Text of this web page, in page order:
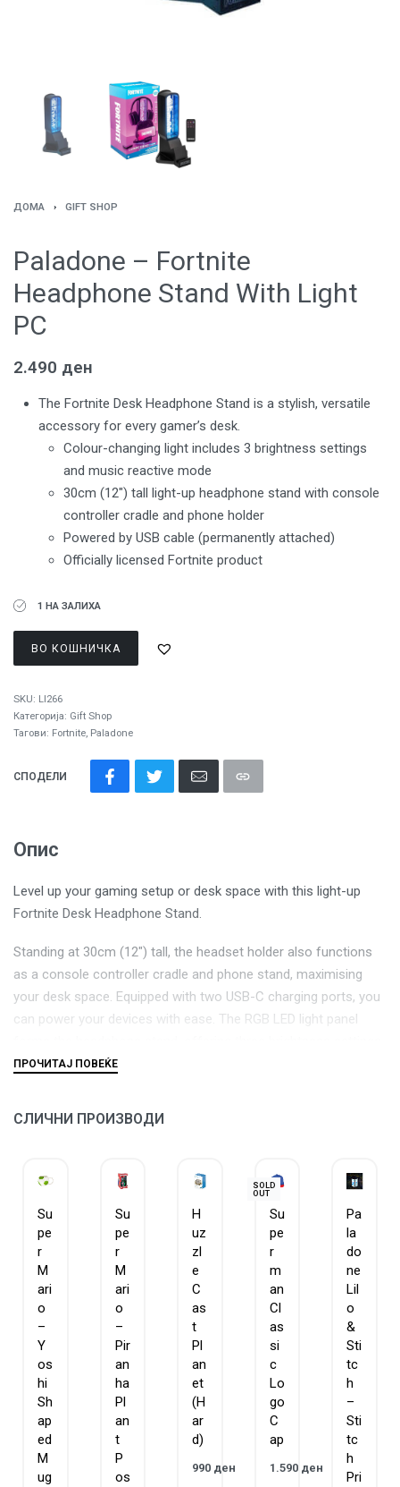
ДОМА › GIFT SHOP
Paladone – Fortnite
Headphone Stand With Light
PC
2.490 ден
The Fortnite Desk Headphone Stand is a stylish, versatile
accessory for every gamer’s desk.
Colour-changing light includes 3 brightness settings
and music reactive mode
30cm (12″) tall light-up headphone stand with console
controller cradle and phone holder
Powered by USB cable (permanently attached)
Officially licensed Fortnite product
1 НА ЗАЛИХА
ВО КОШНИЧКА
SKU: LI266
Категорија: Gift Shop
Тагови: Fortnite, Paladone
СПОДЕЛИ
Опис
Level up your gaming setup or desk space with this light-up
Fortnite Desk Headphone Stand.
Standing at 30cm (12″) tall, the headset holder also functions
as a console controller cradle and phone stand, maximising
your desk space. Equipped with two USB-C charging ports, you
can power your devices with ease. The RGB LED light panel
music reactive mode, colour phasing and colour select modes
Power the light with the permanently attached USB cable.
СЛИЧНИ ПРОИЗВОДИ
Su
pe
r
M
ari
o
–
Y
os
hi
Sh
ap
ed
M
ug
Su
pe
r
M
ari
o
–
Pir
an
ha
Pl
an
t
P
os
H
uz
zl
e
C
as
t
Pl
an
et
(H
ar
d)
990 ден
SOLD
OUT
Su
pe
r
m
an
Cl
as
si
c
Lo
go
C
ap
1.590 ден
Pa
la
do
ne
Lil
o
&
Sti
tc
h
–
Sti
tc
h
Pri